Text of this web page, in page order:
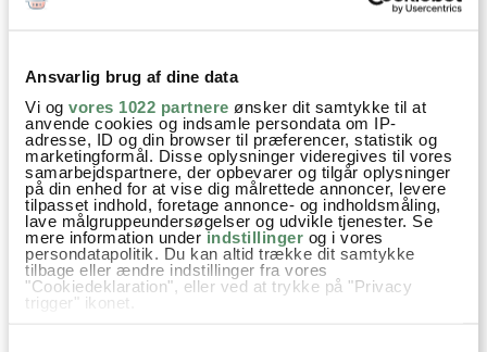
Ansvarlig brug af dine data
Vi og vores 1022 partnere ønsker dit samtykke til at
anvende cookies og indsamle persondata om IP-
adresse, ID og din browser til præferencer, statistik og
marketingformål. Disse oplysninger videregives til vores
samarbejdspartnere, der opbevarer og tilgår oplysninger
på din enhed for at vise dig målrettede annoncer, levere
tilpasset indhold, foretage annonce- og indholdsmåling,
lave målgruppeundersøgelser og udvikle tjenester. Se
mere information underindstillinger og i vores
persondatapolitik. Du kan altid trække dit samtykke
tilbage eller ændre indstillinger fra vores
"Cookiedeklaration", eller ved at trykke på "Privacy
trigger" ikonet.
Aftensmad Grillspyd
Chorizo
Aubergine Hvidløg Ingefær
SPØRGSMÅL TIL OPSKRIFTEN?
Har du spørgsmål til opskriften eller lyst til at sende en sød
hilsen, så kan du skrive til mig i kommentarfeltet herunder.